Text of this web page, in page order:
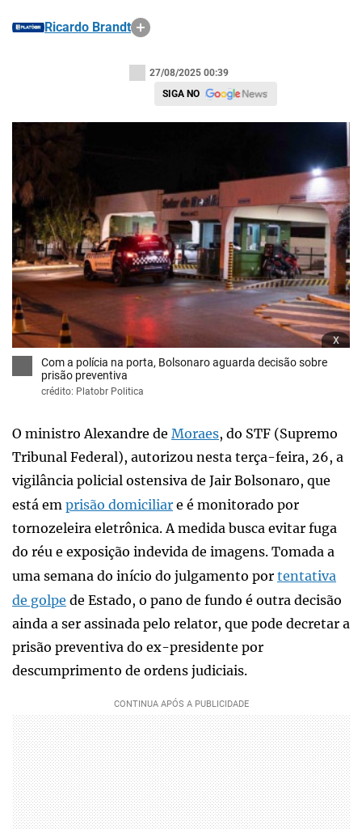
Ricardo Brandt
27/08/2025 00:39
SIGA NO
x
Com a polícia na porta, Bolsonaro aguarda decisão sobre
prisão preventiva
crédito: Platobr Politica
O ministro Alexandre de Moraes, do STF (Supremo
Tribunal Federal), autorizou nesta terça-feira, 26, a
vigilância policial ostensiva de Jair Bolsonaro, que
está em prisão domiciliar e é monitorado por
tornozeleira eletrônica. A medida busca evitar fuga
do réu e exposição indevida de imagens. Tomada a
uma semana do início do julgamento por tentativa
de golpe de Estado, o pano de fundo é outra decisão
ainda a ser assinada pelo relator, que pode decretar a
prisão preventiva do ex-presidente por
descumprimento de ordens judiciais.